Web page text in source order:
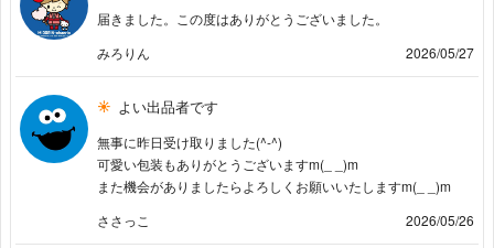
届きました。この度はありがとうございました。
みろりん
2026/05/27
よい出品者です
無事に昨日受け取りました(^-^)
可愛い包装もありがとうございますm(_ _)m
また機会がありましたらよろしくお願いいたしますm(_ _)m
ささっこ
2026/05/26